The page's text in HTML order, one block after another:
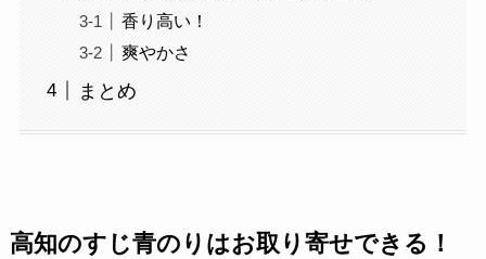
香り高い！
爽やかさ
まとめ
高知のすじ青のりはお取り寄せできる！